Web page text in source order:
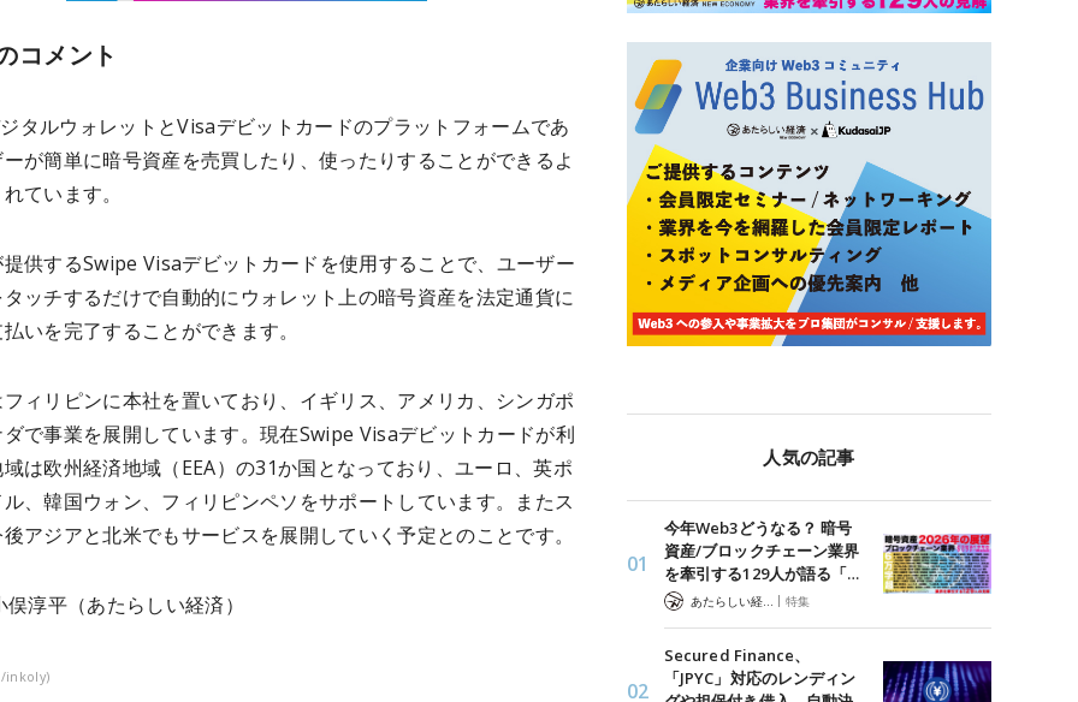
コメント
タルウォレットとVisaデビットカードのプラットフォームであ
が簡単に暗号資産を売買したり、使ったりすることができるよ
ています。
供するSwipe Visaデビットカードを使用することで、ユーザー
ッチするだけで自動的にウォレット上の暗号資産を法定通貨に
いを完了することができます。
ィリピンに本社を置いており、イギリス、アメリカ、シンガポ
で事業を展開しています。現在Swipe Visaデビットカードが利
は欧州経済地域（EEA）の31か国となっており、ユーロ、英ポ
、韓国ウォン、フィリピンペソをサポートしています。またス
アジアと北米でもサービスを展開していく予定とのことです。
俣淳平（あたらしい経済）
inkoly)
人気の記事
今年Web3どうなる？ 暗号
資産/ブロックチェーン業界
を牽引する129人が語る「…
| 特集
Secured Finance、
「JPYC」対応のレンディン